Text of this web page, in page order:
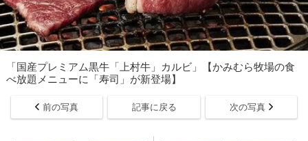
「国産プレミアム黒牛「上村牛」カルビ」【かみむら牧場の食
べ放題メニューに「寿司」が新登場】
前の写真 記事に戻る 次の写真